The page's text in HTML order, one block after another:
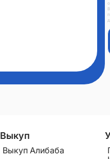
Выкуп
Выкуп Алибаба